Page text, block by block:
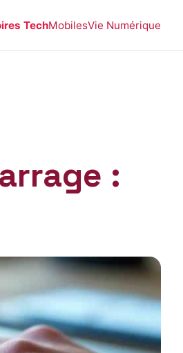
TechMobilesVie Numérique
: